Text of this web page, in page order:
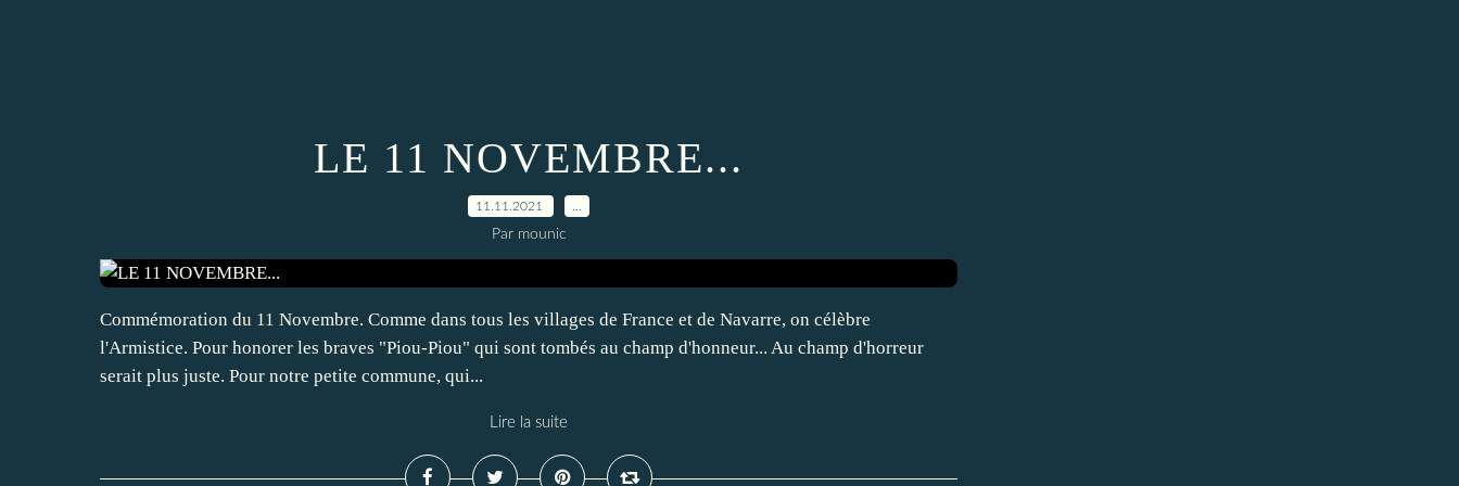
LE 11 NOVEMBRE...
11.11.2021
Par mounic
Commémoration du 11 Novembre. Comme dans tous les villages de France et de Navarre, on célèbre
l'Armistice. Pour honorer les braves "Piou-Piou" qui sont tombés au champ d'honneur... Au champ d'horreur
serait plus juste. Pour notre petite commune, qui...
Lire la suite